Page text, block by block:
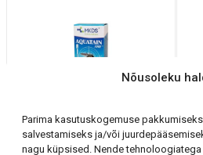
Nõusoleku
Parima kasutuskogemuse
salvestamiseks ja/või
nagu küpsised. Nende
Aquatain AMF
tõrjevahend sääskede